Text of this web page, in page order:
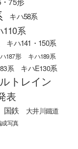
キハ58系
110系
キハ141・150系
187形
キハ189系
系
キハE130系
トレイン
表
国鉄 大井川鐵道
成写真